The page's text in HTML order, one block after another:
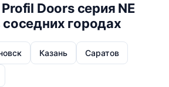
Doors серия NE
городах
Казань Саратов